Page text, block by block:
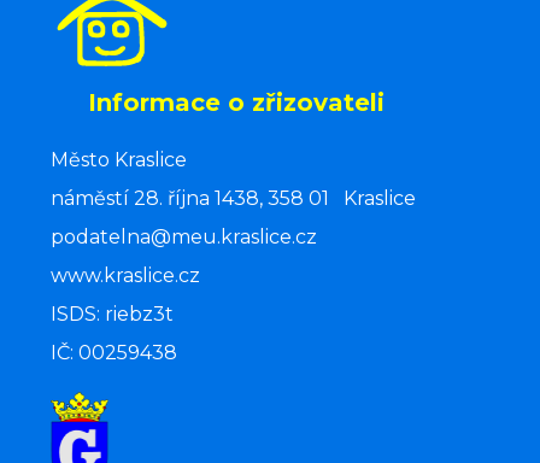
Informace o zřizovateli
Město Kraslice
náměstí 28. října 1438, 358 01 Kraslice
podatelna@meu.kraslice.cz
www.kraslice.cz
ISDS: riebz3t
IČ: 00259438